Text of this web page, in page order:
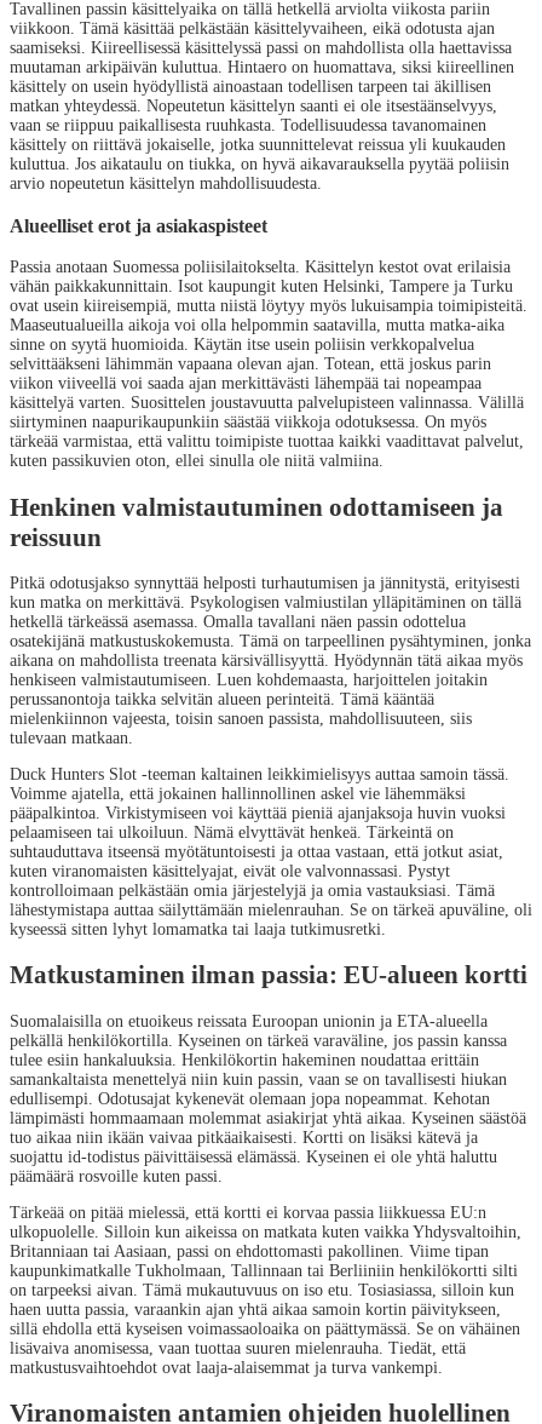
Tavallinen passin käsittelyaika on tällä hetkellä arviolta viikosta pariin
viikkoon. Tämä käsittää pelkästään käsittelyvaiheen, eikä odotusta ajan
saamiseksi. Kiireellisessä käsittelyssä passi on mahdollista olla haettavissa
muutaman arkipäivän kuluttua. Hintaero on huomattava, siksi kiireellinen
käsittely on usein hyödyllistä ainoastaan todellisen tarpeen tai äkillisen
matkan yhteydessä. Nopeutetun käsittelyn saanti ei ole itsestäänselvyys,
vaan se riippuu paikallisesta ruuhkasta. Todellisuudessa tavanomainen
käsittely on riittävä jokaiselle, jotka suunnittelevat reissua yli kuukauden
kuluttua. Jos aikataulu on tiukka, on hyvä aikavarauksella pyytää poliisin
arvio nopeutetun käsittelyn mahdollisuudesta.
Alueelliset erot ja asiakaspisteet
Passia anotaan Suomessa poliisilaitokselta. Käsittelyn kestot ovat erilaisia
vähän paikkakunnittain. Isot kaupungit kuten Helsinki, Tampere ja Turku
ovat usein kiireisempiä, mutta niistä löytyy myös lukuisampia toimipisteitä.
Maaseutualueilla aikoja voi olla helpommin saatavilla, mutta matka-aika
sinne on syytä huomioida. Käytän itse usein poliisin verkkopalvelua
selvittääkseni lähimmän vapaana olevan ajan. Totean, että joskus parin
viikon viiveellä voi saada ajan merkittävästi lähempää tai nopeampaa
käsittelyä varten. Suosittelen joustavuutta palvelupisteen valinnassa. Välillä
siirtyminen naapurikaupunkiin säästää viikkoja odotuksessa. On myös
tärkeää varmistaa, että valittu toimipiste tuottaa kaikki vaadittavat palvelut,
kuten passikuvien oton, ellei sinulla ole niitä valmiina.
Henkinen valmistautuminen odottamiseen ja
reissuun
Pitkä odotusjakso synnyttää helposti turhautumisen ja jännitystä, erityisesti
kun matka on merkittävä. Psykologisen valmiustilan ylläpitäminen on tällä
hetkellä tärkeässä asemassa. Omalla tavallani näen passin odottelua
osatekijänä matkustuskokemusta. Tämä on tarpeellinen pysähtyminen, jonka
aikana on mahdollista treenata kärsivällisyyttä. Hyödynnän tätä aikaa myös
henkiseen valmistautumiseen. Luen kohdemaasta, harjoittelen joitakin
perussanontoja taikka selvitän alueen perinteitä. Tämä kääntää
mielenkiinnon vajeesta, toisin sanoen passista, mahdollisuuteen, siis
tulevaan matkaan.
Duck Hunters Slot -teeman kaltainen leikkimielisyys auttaa samoin tässä.
Voimme ajatella, että jokainen hallinnollinen askel vie lähemmäksi
pääpalkintoa. Virkistymiseen voi käyttää pieniä ajanjaksoja huvin vuoksi
pelaamiseen tai ulkoiluun. Nämä elvyttävät henkeä. Tärkeintä on
suhtauduttava itseensä myötätuntoisesti ja ottaa vastaan, että jotkut asiat,
kuten viranomaisten käsittelyajat, eivät ole valvonnassasi. Pystyt
kontrolloimaan pelkästään omia järjestelyjä ja omia vastauksiasi. Tämä
lähestymistapa auttaa säilyttämään mielenrauhan. Se on tärkeä apuväline, oli
kyseessä sitten lyhyt lomamatka tai laaja tutkimusretki.
Matkustaminen ilman passia: EU-alueen kortti
Suomalaisilla on etuoikeus reissata Euroopan unionin ja ETA-alueella
pelkällä henkilökortilla. Kyseinen on tärkeä varaväline, jos passin kanssa
tulee esiin hankaluuksia. Henkilökortin hakeminen noudattaa erittäin
samankaltaista menettelyä niin kuin passin, vaan se on tavallisesti hiukan
edullisempi. Odotusajat kykenevät olemaan jopa nopeammat. Kehotan
lämpimästi hommaamaan molemmat asiakirjat yhtä aikaa. Kyseinen säästöä
tuo aikaa niin ikään vaivaa pitkäaikaisesti. Kortti on lisäksi kätevä ja
suojattu id-todistus päivittäisessä elämässä. Kyseinen ei ole yhtä haluttu
päämäärä rosvoille kuten passi.
Tärkeää on pitää mielessä, että kortti ei korvaa passia liikkuessa EU:n
ulkopuolelle. Silloin kun aikeissa on matkata kuten vaikka Yhdysvaltoihin,
Britanniaan tai Aasiaan, passi on ehdottomasti pakollinen. Viime tipan
kaupunkimatkalle Tukholmaan, Tallinnaan tai Berliiniin henkilökortti silti
on tarpeeksi aivan. Tämä mukautuvuus on iso etu. Tosiasiassa, silloin kun
haen uutta passia, varaankin ajan yhtä aikaa samoin kortin päivitykseen,
sillä ehdolla että kyseisen voimassaoloaika on päättymässä. Se on vähäinen
lisävaiva anomisessa, vaan tuottaa suuren mielenrauha. Tiedät, että
matkustusvaihtoehdot ovat laaja-alaisemmat ja turva vankempi.
Viranomaisten antamien ohjeiden huolellinen